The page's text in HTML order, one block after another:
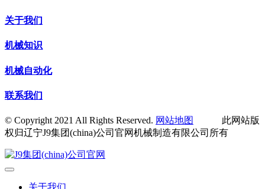
关于我们
机械知识
机械自动化
联系我们
© Copyright 2021 All Rights Reserved. 网站地图
此网站版
权归辽宁J9集团(china)公司官网机械制造有限公司所有
关于我们